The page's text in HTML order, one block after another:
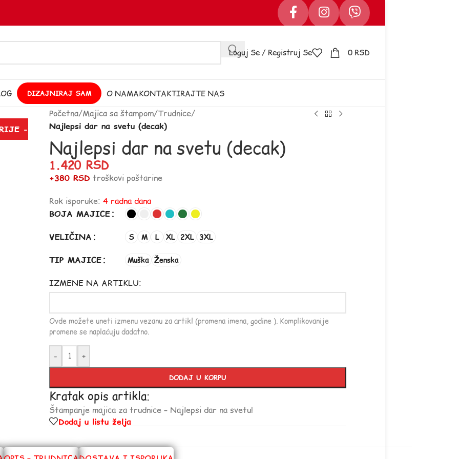
Loguj Se / Registruj Se 0 RSD
DIZAJNIRAJ SAM O NAMAKONTAKTIRAJTE NAS
-
Početna/Majica sa štampom/Trudnice/
Najlepsi dar na svetu (decak)
Najlepsi dar na svetu (decak)
1.420 RSD
+380 RSD troškovi poštarine
Rok isporuke: 4 radna dana
BOJA MAJICE
VELIČINA S M L XL 2XL 3XL
TIP MAJICE Muška Ženska
IZMENE NA ARTIKLU:
Ovde možete uneti izmenu vezanu za artikl (promena imena, godine ). Komplikovanije
promene se naplaćuju dadatno.
- +
DODAJ U KORPU
Kratak opis artikla:
Štampanje majica za trudnice – Najlepsi dar na svetu!
Dodaj u listu želja